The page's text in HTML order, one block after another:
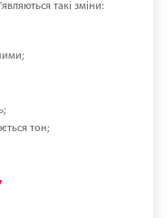
такі зміни:
тон;